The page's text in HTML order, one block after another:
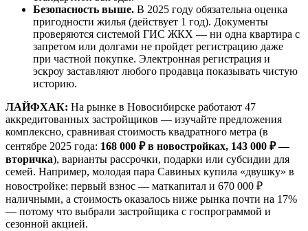
Безопасность выше. В 2025 году обязательна оценка
пригодности жилья (действует 1 год). Документы
проверяются системой ГИС ЖКХ — ни одна квартира с
запретом или долгами не пройдет регистрацию даже
при частной покупке. Электронная регистрация и
эскроу заставляют любого продавца показывать чистую
историю.
ЛАЙФХАК: На рынке в Новосибирске работают 47
аккредитованных застройщиков — изучайте предложения
комплексно, сравнивая стоимость квадратного метра (в
сентябре 2025 года: 168 000 ₽ в новостройках, 143 000 ₽ —
вторичка), варианты рассрочки, подарки или субсидии для
семей. Например, молодая пара Савиных купила «двушку» в
новостройке: первый взнос — маткапитал и 670 000 ₽
наличными, а стоимость оказалось ниже рынка почти на 17%
— потому что выбрали застройщика с госпрограммой и
сезонной акцией.